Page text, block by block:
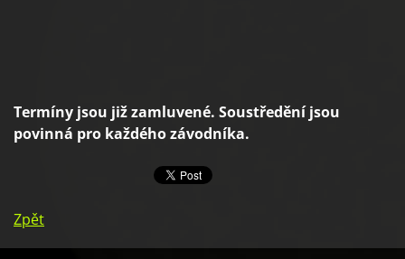
Termíny jsou již zamluvené. Soustředění jsou
povinná pro každého závodníka.
Zpět